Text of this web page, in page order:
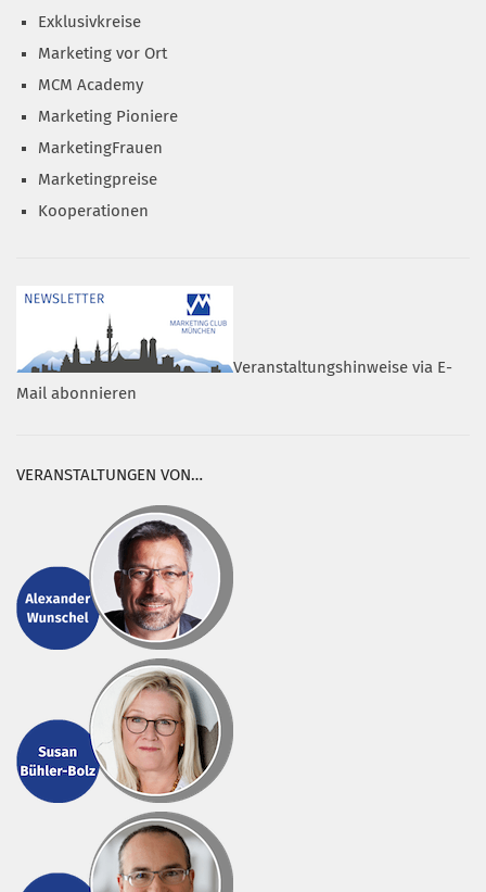
Exklusivkreise
Marketing vor Ort
MCM Academy
Marketing Pioniere
MarketingFrauen
Marketingpreise
Kooperationen
Veranstaltungshinweise via E-
Mail abonnieren
VERANSTALTUNGEN VON…